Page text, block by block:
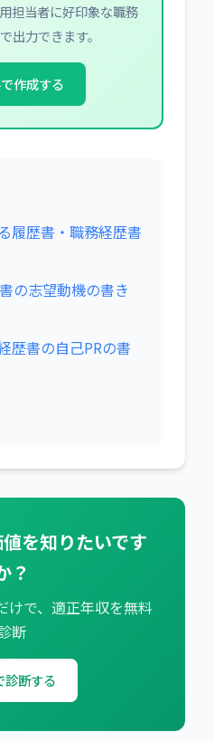
担当者に好印象な職務
出力できます。
作成する
履歴書・職務経歴書
の志望動機の書き
歴書の自己PRの書
を知りたいです
？
けで、適正年収を無料
断
診断する